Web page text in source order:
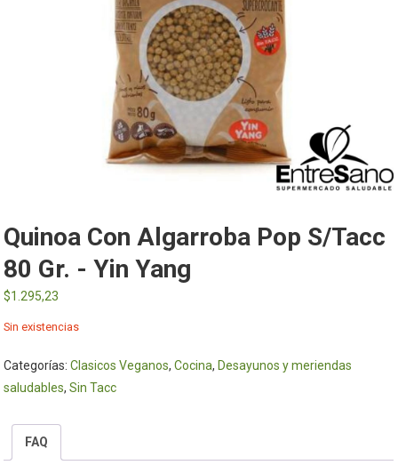
Quinoa Con Algarroba Pop S/tacc
80 Gr. - Yin Yang
$1.295,23
Sin existencias
Categorías:Clasicos Veganos,Cocina, Desayunos y meriendas
saludables,Sin Tacc
FAQ